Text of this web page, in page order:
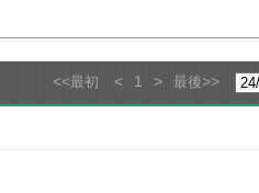
<<最初 < 1 > 最後>>